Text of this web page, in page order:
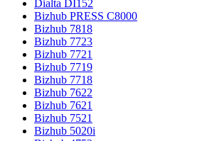
Dialta DI152
Bizhub PRESS C8000
Bizhub 7818
Bizhub 7723
Bizhub 7721
Bizhub 7719
Bizhub 7718
Bizhub 7622
Bizhub 7621
Bizhub 7521
Bizhub 5020i